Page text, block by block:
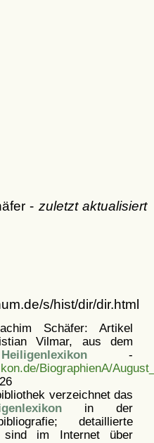
- zuletzt aktualisiert
s/hist/dir/dir.html
Schäfer: Artikel
Vilmar, aus dem
-
BiographienA/
verzeichnet das
in der
detaillierte
sind im Internet über